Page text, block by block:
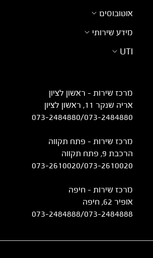
אוטובוסים
מידע שירותי
UTI
מרכז שירות – ראשון לציון
אריה שנקר 11, ראשון לציון
073-2484880/073-2484880
מרכז שירות – פתח תקווה
הרכבת 9, פתח תקווה
073-2610020/073-2610020
מרכז שירות - חיפה
אופיר 62, חיפה
073-2484888/073-2484888